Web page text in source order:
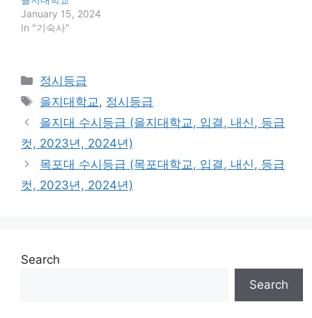
January 15, 2024
In "기숙사"
Categories
정시등급
Tags
을지대학교 , 정시등급
을지대 수시등급 (을지대학교, 입결, 내신, 등급
컷, 2023년, 2024년)
목포대 수시등급 (목포대학교, 입결, 내신, 등급
컷, 2023년, 2024년)
Search
Search